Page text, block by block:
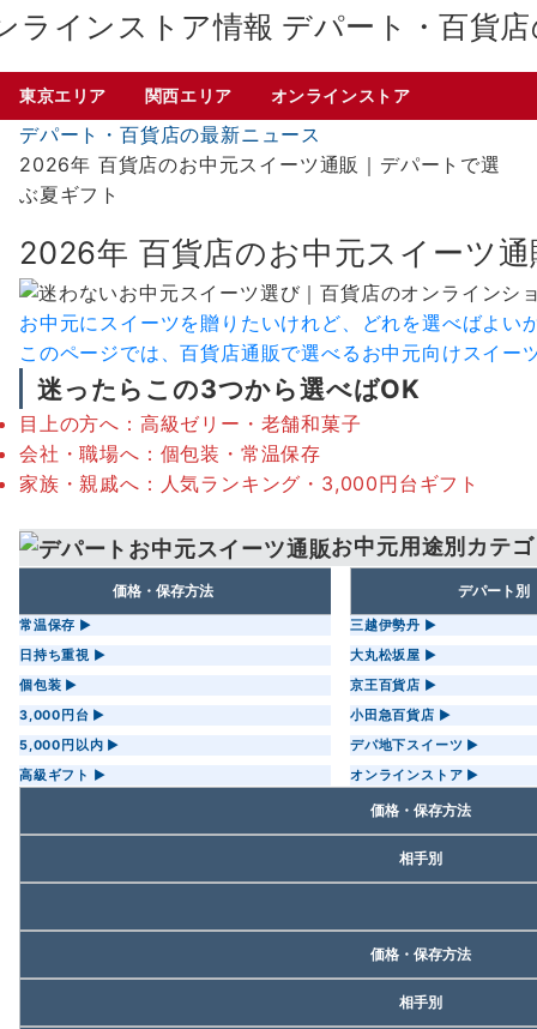
デパート・百貨
東京エリア 関西エリア オンラインストア
デパート・百貨店の最新ニュース
2026年 百貨店のお中元スイーツ通販｜デパートで選
ぶ夏ギフト
2026年 百貨店のお中元スイーツ
お中元にスイーツを贈りたいけれど、どれを選べばよい
このページでは、百貨店通販で選べるお中元向けスイ
迷ったらこの3つから選べばOK
目上の方へ：高級ゼリー・老舗和菓子
会社・職場へ：個包装・常温保存
家族・親戚へ：人気ランキング・3,000円台ギフト
お中元用途別カテ
価格・保存方法
常温保存 ▶
日持ち重視 ▶
個包装 ▶
3,000円台 ▶
5,000円以内 ▶
高級ギフト ▶
デパート別
三越伊勢丹 ▶
大丸松坂屋 ▶
京王百貨店 ▶
小田急百貨店 ▶
デパ地下スイーツ ▶
オンラインストア ▶
価格・保存方法
3,000円台 ▶
相手別
一人暮らし向け ▶
価格・保存方法
相手別